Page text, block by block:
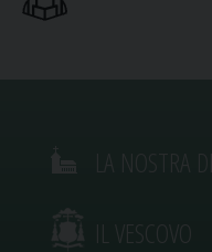
IL VESCOVO